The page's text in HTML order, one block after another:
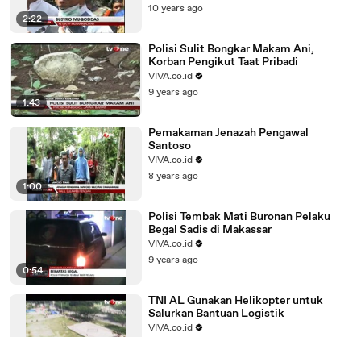
2:22
10 years ago
1:43
Polisi Sulit Bongkar Makam Ani,
Korban Pengikut Taat Pribadi
VIVA.co.id
9 years ago
1:00
Pemakaman Jenazah Pengawal
Santoso
VIVA.co.id
8 years ago
0:54
Polisi Tembak Mati Buronan Pelaku
Begal Sadis di Makassar
VIVA.co.id
9 years ago
TNI AL Gunakan Helikopter untuk
Salurkan Bantuan Logistik
VIVA.co.id